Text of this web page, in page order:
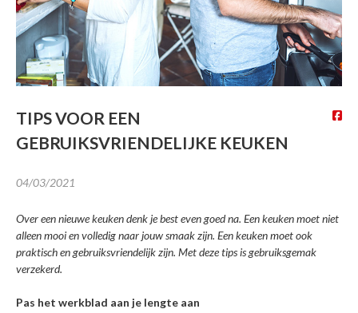
TIPS VOOR EEN
GEBRUIKSVRIENDELIJKE KEUKEN
04/03/2021
Over een nieuwe keuken denk je best even goed na. Een keuken moet niet
alleen mooi en volledig naar jouw smaak zijn. Een keuken moet ook
praktisch en gebruiksvriendelijk zijn. Met deze tips is gebruiksgemak
verzekerd.
Pas het werkblad aan je lengte aan
Interesse in *
Ik ga akkoord dat mijn gegevens
DOWNLOADEN